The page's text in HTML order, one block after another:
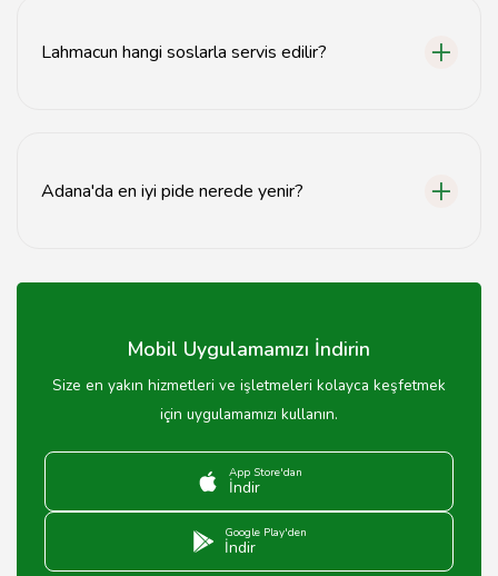
Lahmacun hangi soslarla servis edilir?
Adana'da en iyi pide nerede yenir?
salonlarında bulabilirsiniz.
Mobil Uygulamamızı İndirin
Size en yakın hizmetleri ve işletmeleri kolayca keşfetmek
için uygulamamızı kullanın.
App Store'dan
İndir
Google Play'den
İndir